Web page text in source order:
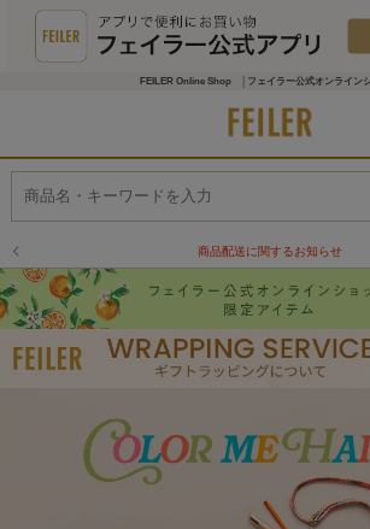
FEILER Online Shop │フェイラー公式オンライン
物流倉庫の休業に伴う配送の